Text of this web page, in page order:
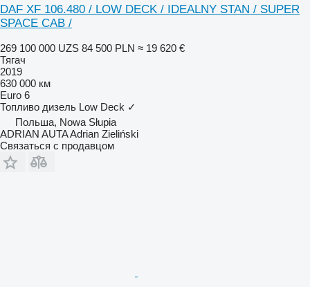
DAF XF 106.480 / LOW DECK / IDEALNY STAN / SUPER
SPACE CAB /
269 100 000 UZS 84 500 PLN ≈ 19 620 €
Тягач
2019
630 000 км
Euro 6
Топливо дизель Low Deck ✓
Польша, Nowa Słupia
ADRIAN AUTA Adrian Zieliński
Связаться с продавцом